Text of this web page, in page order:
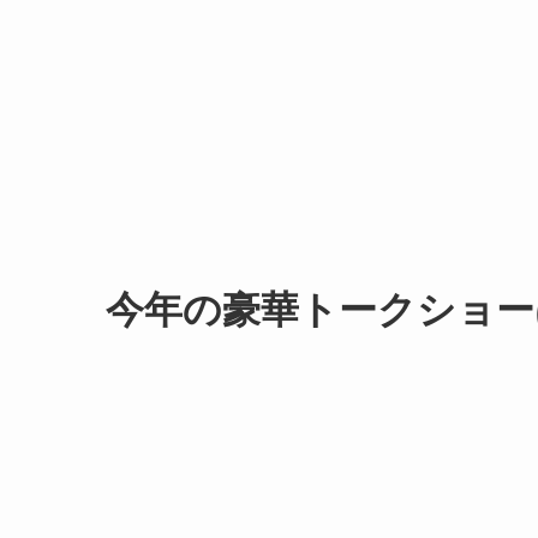
今年の豪華トークショ